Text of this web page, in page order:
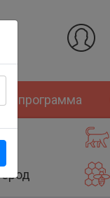
программа